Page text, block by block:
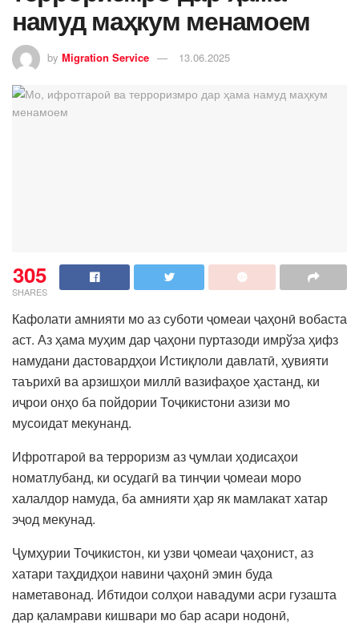
намуд маҳкум менамоем
by Migration Service 13.06.2025
305
SHARES
Кафолати амнияти мо аз суботи ҷомеаи ҷаҳонӣ вобаста
аст. Аз ҳама муҳим дар ҷаҳони пуртазоди имрўза ҳифз
намудани дастовардҳои Истиқлоли давлатӣ, ҳувияти
таърихӣ ва арзишҳои миллӣ вазифаҳое ҳастанд, ки
иҷрои онҳо ба пойдории Тоҷикистони азизи мо
мусоидат мекунанд.
Ифротгароӣ ва терроризм аз ҷумлаи ҳодисаҳои
номатлубанд, ки осудагӣ ва тинҷии ҷомеаи моро
халалдор намуда, ба амнияти ҳар як мамлакат хатар
эҷод мекунад.
Ҷумҳурии Тоҷикистон, ки узви ҷомеаи ҷаҳонист, аз
хатари таҳдидҳои навини ҷаҳонӣ эмин буда
наметавонад. Ибтидои солҳои навадуми асри гузашта
дар қаламрави кишвари мо бар асари нодонӣ,